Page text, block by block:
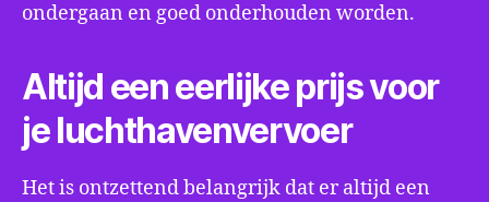
ondergaan en goed onderhouden worden.
Altijd een eerlijke prijs voor
je luchthavenvervoer
Het is ontzettend belangrijk dat er altijd een